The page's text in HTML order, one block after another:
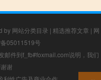
by 网站分类目录 | 精选推荐文章 | 网
05011519号
邮件到f_fb#foxmail.com说明，我们
谢